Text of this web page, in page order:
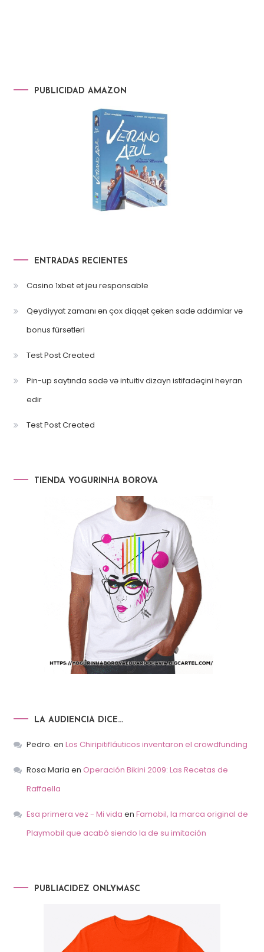
PUBLICIDAD AMAZON
ENTRADAS RECIENTES
Casino 1xbet et jeu responsable
Qeydiyyat zamanı ən çox diqqət çəkən sadə addımlar və
bonus fürsətləri
Test Post Created
Pin-up saytında sadə və intuitiv dizayn istifadəçini heyran
edir
Test Post Created
TIENDA YOGURINHA BOROVA
LA AUDIENCIA DICE…
Pedro. en Los Chiripitifláuticos inventaron el crowdfunding
Rosa Maria en Operación Bikini 2009: Las Recetas de
Raffaella
Esa primera vez - Mi vida en Famobil, la marca original de
Playmobil que acabó siendo la de su imitación
PUBLIACIDEZ ONLYMASC